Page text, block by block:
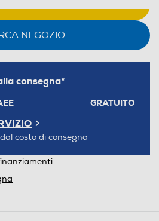
NEGOZIO
consegna*
GRATUITO
costo di consegna